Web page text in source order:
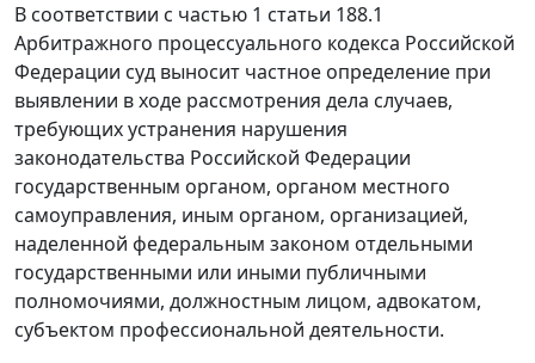
В соответствии с частью 1 статьи 188.1
Арбитражного процессуального кодекса Российской
Федерации суд выносит частное определение при
выявлении в ходе рассмотрения дела случаев,
требующих устранения нарушения
законодательства Российской Федерации
государственным органом, органом местного
самоуправления, иным органом, организацией,
наделенной федеральным законом отдельными
государственными или иными публичными
полномочиями, должностным лицом, адвокатом,
субъектом профессиональной деятельности.